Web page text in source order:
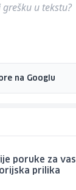
u tekstu?
na Googlu
poruke za
prilika